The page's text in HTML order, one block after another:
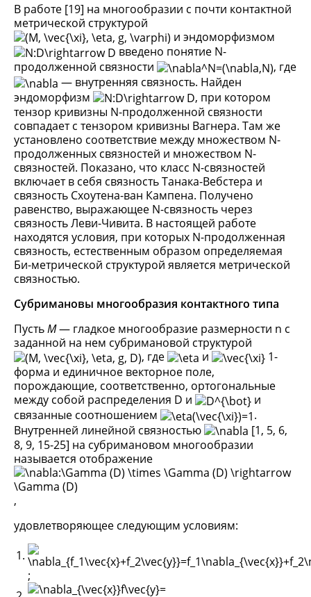
В работе [19] на многообразии с почти контактной
метрической структурой
и эндоморфизмом
введено понятие N-
продолженной связности
, где
— внутренняя связность. Найден
эндоморфизм
, при котором
тензор кривизны N-продолженной связности
совпадает с тензором кривизны Вагнера. Там же
установлено соответствие между множеством N-
продолженных связностей и множеством N-
связностей. Показано, что класс N-связностей
включает в себя связность Танака-Вебстера и
связность Схоутена-ван Кампена. Получено
равенство, выражающее N-связность через
связность Леви-Чивита. В настоящей работе
находятся условия, при которых N-продолженная
связность, естественным образом определяемая
Би-метрической структурой является метрической
связностью.
Субримановы многообразия контактного типа
ПустьM— гладкое многообразие размерности n с
заданной на нем субримановой структурой
, где
и
1-
форма и единичное векторное поле,
порождающие, соответственно, ортогональные
между собой распределения D и
и
связанные соотношением
.
Внутренней линейной связностью
[1, 5, 6,
8, 9, 15-25] на субримановом многообразии
называется отображение
,
удовлетворяющее следующим условиям:
;